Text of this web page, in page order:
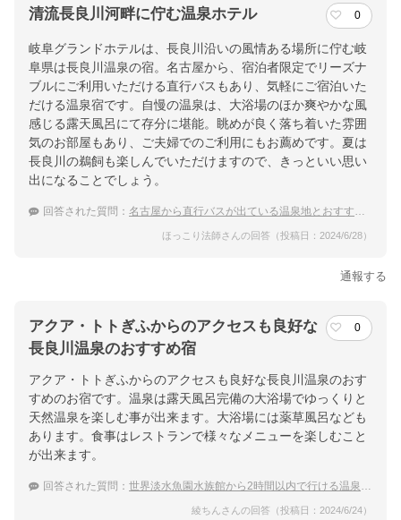
清流長良川河畔に佇む温泉ホテル 0
岐阜グランドホテルは、長良川沿いの風情ある場所に佇む岐
阜県は長良川温泉の宿。名古屋から、宿泊者限定でリーズナ
ブルにご利用いただける直行バスもあり、気軽にご宿泊いた
だける温泉宿です。自慢の温泉は、大浴場のほか爽やかな風
感じる露天風呂にて存分に堪能。眺めが良く落ち着いた雰囲
気のお部屋もあり、ご夫婦でのご利用にもお薦めです。夏は
長良川の鵜飼も楽しんでいただけますので、きっといい思い
出になることでしょう。
回答された質問： 名古屋から直行バスが出ている温泉地とおすすめの温泉宿
ほっこり法師さんの回答（投稿日：2024/6/28）
通報する
アクア・トトぎふからのアクセスも良好な
長良川温泉のおすすめ宿
0
アクア・トトぎふからのアクセスも良好な長良川温泉のおす
すめのお宿です。温泉は露天風呂完備の大浴場でゆっくりと
天然温泉を楽しむ事が出来ます。大浴場には薬草風呂なども
あります。食事はレストランで様々なメニューを楽しむこと
が出来ます。
回答された質問： 世界淡水魚園水族館から2時間以内で行ける温泉宿のおすすめは？
綾ちんさんの回答（投稿日：2024/6/24）